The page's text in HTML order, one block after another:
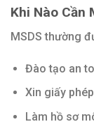
Khi Nào Cần
MSDS thường
Đào tạo an
Xin giấy
Làm hồ sơ